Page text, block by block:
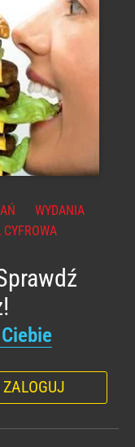
WYDANIA
ZALOGUJ